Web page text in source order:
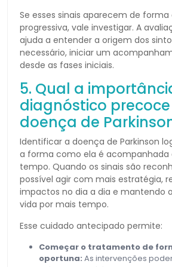
Se esses sinais aparecem de
progressiva, vale investigar. A
ajuda a entender a origem dos
necessário, iniciar um
desde as fases iniciais.
5. Qual a
diagnóstico
doença de
Identificar a doença de Parkinson
a forma como ela é acompanhada
tempo. Quando os sinais são
possível agir com mais estratégia,
impactos no dia a dia e mantendo
vida por mais tempo.
Esse cuidado antecipado permite:
Começar o tratamento de
oportuna: As intervenções